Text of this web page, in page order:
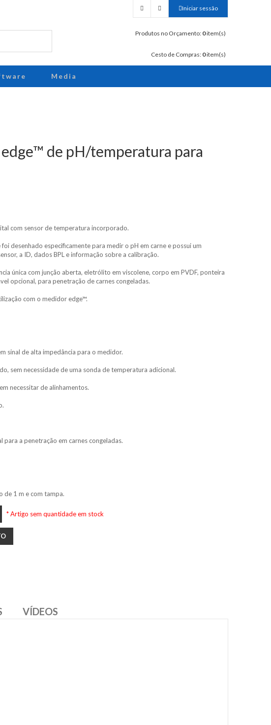
Iniciar sessão
Produtos no Orçamento: 0item(s)
Cesto de Compras: 0item(s)
Media
de pH/temperatura para
com sensor de temperatura incorporado.
desenhado especificamente para medir o pH em carne e possui um
a ID, dados BPL e informação sobre a calibração.
única com junção aberta, eletrólito em viscolene, corpo em PVDF, ponteira
opcional, para penetração de carnes congeladas.
com o medidor edge™.
sinal de alta impedância para o medidor.
sem necessidade de uma sonda de temperatura adicional.
necessitar de alinhamentos.
para a penetração em carnes congeladas.
de 1 m e com tampa.
* Artigo sem quantidade em stock
VÍDEOS